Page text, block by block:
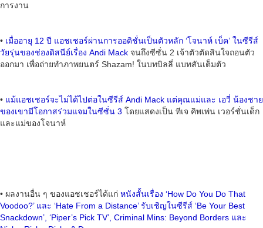
การงาน
• เมื่ออายุ 12 ปี แอชเชอร์ผ่านการออดิชั่นเป็นตัวหลัก ‘โจนาห์ เบ็ค’ ในซีรีส์
วัยรุ่นของช่องดิสนีย์เรื่อง Andi Mack จนถึงซีซั่น 2 เจ้าตัวตัดสินใจถอนตัว
ออกมา เพื่อถ่ายทำภาพยนตร์ Shazam! ในบทบิลลี่ แบทสันเต็มตัว
• แม้แอชเชอร์จะไม่ได้ไปต่อในซีรีส์ Andi Mack แต่คุณแม่และ เอวี่ น้องชาย
ของเขามีโอกาสร่วมแจมในซีซั่น 3 โดยแสดงเป็น ทีเจ คิพเพ่น เวอร์ชั่นเด็ก
และแม่ของโจนาห์
• ผลงานอื่น ๆ ของแอชเชอร์ได้แก่ หนังสั้นเรื่อง ‘How Do You Do That
Voodoo?’ และ ‘Hate From a Distance’ รับเชิญในซีรีส์ ‘Be Your Best
Snackdown’, ‘Piper’s Pick TV’, Criminal Mins: Beyond Borders และ